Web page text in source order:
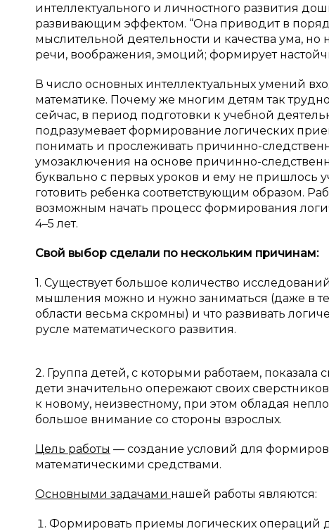
интеллектуального и личностного развития
развивающим эффектом. “Она приводит в
мыслительной деятельности и качества ума, но
речи, воображения, эмоций; формирует
В число основных интеллектуальных умений
математике. Почему же многим детям так
сейчас, в период подготовки к учебной
подразумевает формирование логических
понимать и прослеживать причинно-
умозаключения на основе причинно-
буквально с первых уроков и ему не пришлось
готовить ребенка соответствующим образом.
возможным начать процесс формирования
4–5 лет.
Свой выбор сделали по нескольким причинам:
1. Существует большое количество
мышления можно и нужно заниматься (даже в
области весьма скромны) и что развивать
русле математического развития.
2. Группа детей, с которыми работаем, показала
дети значительно опережают своих
к новому, неизвестному, при этом обладая
большое внимание со стороны взрослых.
Цель работы — создание условий для
математическими средствами.
Основными задачами нашей работы являются:
Формировать приемы логических операций